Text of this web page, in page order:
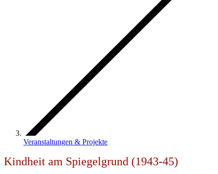
Veranstaltungen & Projekte
Kindheit am Spiegelgrund (1943-45)